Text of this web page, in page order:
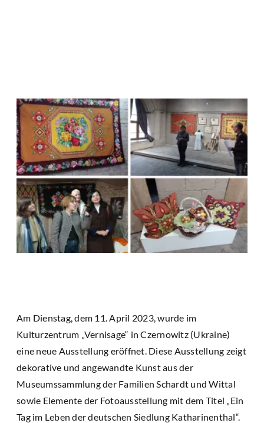
Am Dienstag, dem 11. April 2023, wurde im
Kulturzentrum „Vernisage“ in Czernowitz (Ukraine)
eine neue Ausstellung eröffnet. Diese Ausstellung zeigt
dekorative und angewandte Kunst aus der
Museumssammlung der Familien Schardt und Wittal
sowie Elemente der Fotoausstellung mit dem Titel „Ein
Tag im Leben der deutschen Siedlung Katharinenthal“.